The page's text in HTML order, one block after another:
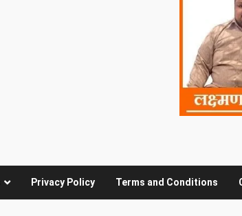
Privacy Policy Terms and Conditions